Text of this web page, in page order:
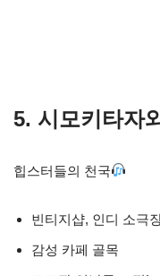
5. 시모키타자
힙스터들의 천국
빈티지샵, 인디 소극
감성 카페 골목